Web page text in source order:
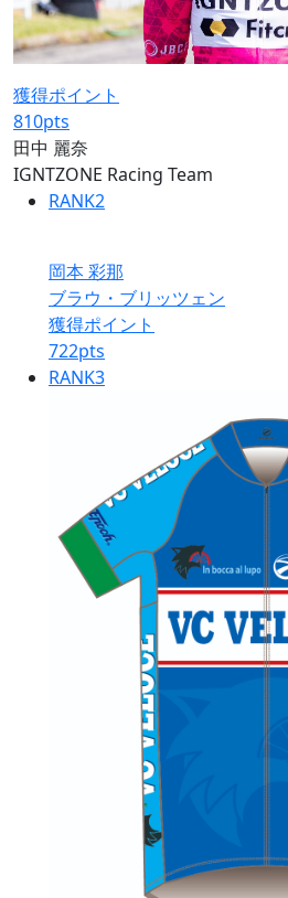
獲得ポイント
810pts
田中 麗奈
IGNTZONE Racing Team
RANK2
岡本 彩那
ブラウ・ブリッツェン
獲得ポイント
722pts
RANK3